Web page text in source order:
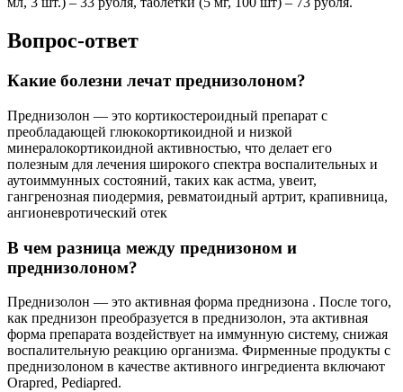
Вопрос-ответ
Какие болезни лечат преднизолоном?
Преднизолон — это кортикостероидный препарат с
преобладающей глюкокортикоидной и низкой
минералокортикоидной активностью, что делает его
полезным для лечения широкого спектра воспалительных и
аутоиммунных состояний, таких как астма, увеит,
гангренозная пиодермия, ревматоидный артрит, крапивница,
ангионевротический отек
В чем разница между преднизоном и
преднизолоном?
Преднизолон — это активная форма преднизона . После того,
как преднизон преобразуется в преднизолон, эта активная
форма препарата воздействует на иммунную систему, снижая
воспалительную реакцию организма. Фирменные продукты с
преднизолоном в качестве активного ингредиента включают
Orapred, Pediapred.